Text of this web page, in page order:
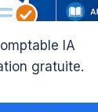
IA
gratuite.